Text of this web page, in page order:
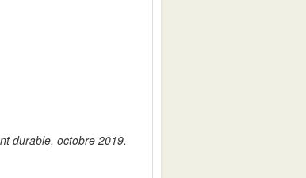
durable, octobre 2019.